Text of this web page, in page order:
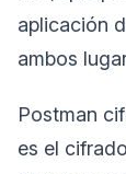
aplicación
ambos
Postman
es el